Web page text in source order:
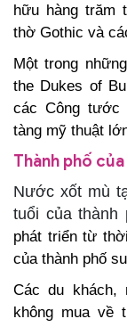
hữu hàng trăm
thờ Gothic và
Một trong
the Dukes of
các Công tước
tàng mỹ thuật
Thành phố
Nước xốt mù
tuổi của thành
phát triển từ
của thành phố
Các du khách,
không mua về